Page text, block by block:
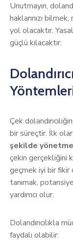
Unutmayın,
haklarınızı
yol olacaktır.
güçlü kılacaktır.
Çek
bir süreçtir. İlk
şekilde
çekin gerçekliğini
geçmek iyi bir fikir
tanımak,
yardımcı olur.
Dolandırıcılıkla
faydalı olabilir: